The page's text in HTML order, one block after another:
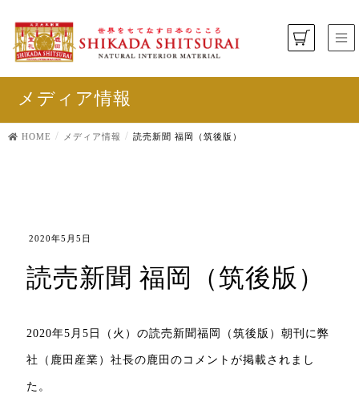
メディア情報
HOME メディア情報 読売新聞 福岡（筑後版）
2020年5月5日
読売新聞 福岡（筑後版）
2020年5月5日（火）の読売新聞福岡（筑後版）朝刊に弊
社（鹿田産業）社長の鹿田のコメントが掲載されまし
た。